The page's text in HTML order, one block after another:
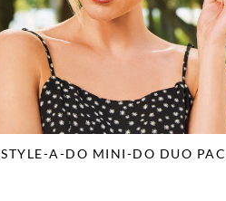
STYLE-A-DO MINI-DO DUO